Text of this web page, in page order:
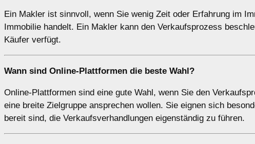
Ein Makler ist sinnvoll, wenn Sie wenig Zeit oder Erfahrung im
Immobilie handelt. Ein Makler kann den Verkaufsprozess
Käufer verfügt.
Wann sind Online-Plattformen die beste Wahl?
Online-Plattformen sind eine gute Wahl, wenn Sie den
eine breite Zielgruppe ansprechen wollen. Sie eignen sich
bereit sind, die Verkaufsverhandlungen eigenständig zu führen.